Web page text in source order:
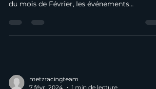
Découvrez la newsletter de l'EMRT 17 avec le
du mois de Février, les événements
principaux du...